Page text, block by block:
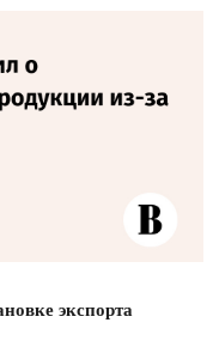
экспорта